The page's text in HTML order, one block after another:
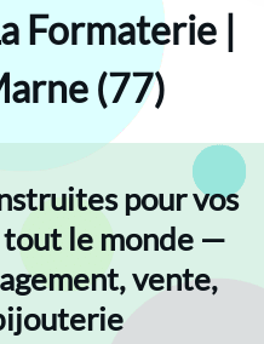
Formaterie |
(77)
pour vos
tout le monde —
vente,